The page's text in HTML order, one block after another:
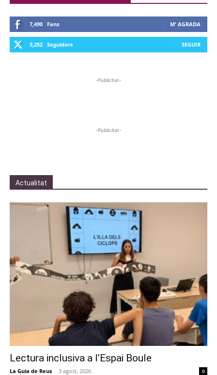
7,490 Fans M' AGRADA
3,252 Seguidors SEGUIR
-Publicitat-
-Publicitat-
Actualitat
Lectura inclusiva a l’Espai Boule
La Guia de Reus - 3 agost, 2026 0